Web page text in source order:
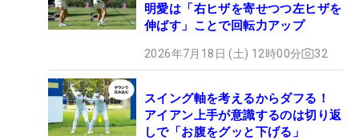
明愛は「右ヒザを寄せつつ左ヒザを
伸ばす」ことで回転力アップ
2026年7月18日 (土) 12時00分 32
スイング軸を考えるからダフる！
アイアン上手が意識するのは切り返
しで「お腹をグッと下げる」